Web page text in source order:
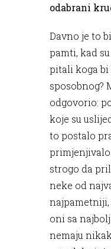
odabrani
Davno je to
pamti, kad
pitali koga bi
sposobnog?
odgovorio:
koje su
to postalo
strogo da
neke od
oni sa
nemaju